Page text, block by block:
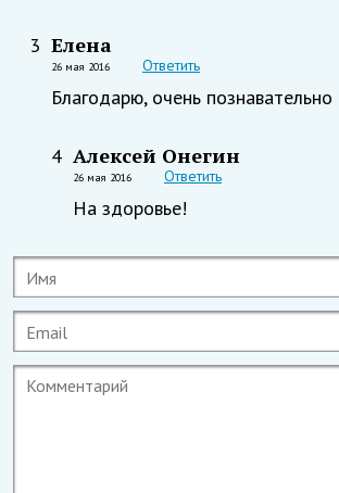
3 Елена
26 мая 2016 Ответить
Благодарю, очень познавательно
4 Алексей Онегин
26 мая 2016 Ответить
На здоровье!